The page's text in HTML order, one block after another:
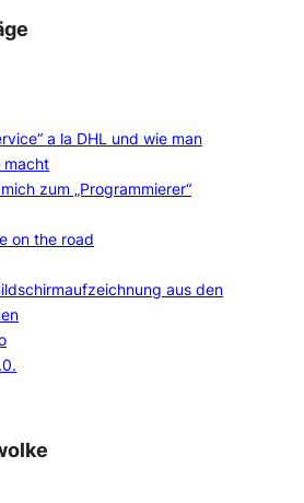
a la DHL und wie man
macht
zum „Programmierer“
on the road
aus den